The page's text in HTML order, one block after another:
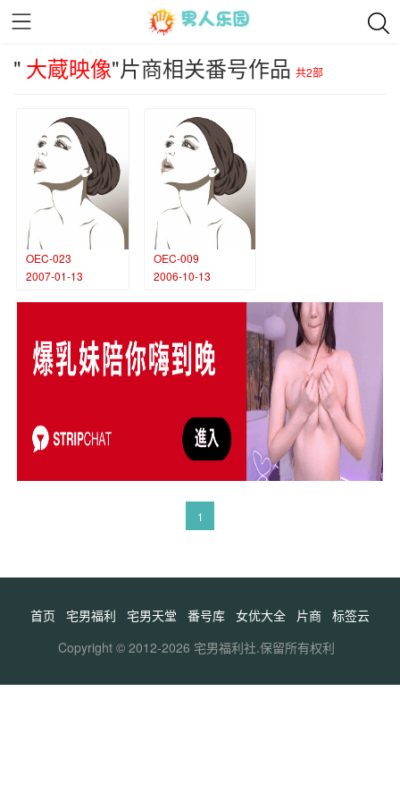
" 大蔵映像"片商相关番号作品 共2部
OEC-023
2007-01-13
OEC-009
2006-10-13
1
首页 宅男福利 宅男天堂 番号库 女优大全 片商 标签云
Copyright © 2012-2026 宅男福利社.保留所有权利